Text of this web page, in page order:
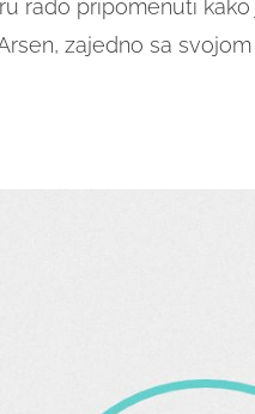
rado pripomenuti
zajedno sa svojom